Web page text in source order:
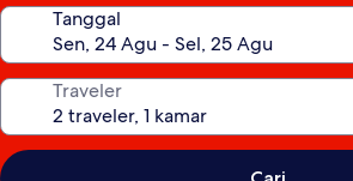
Tanggal
Traveler